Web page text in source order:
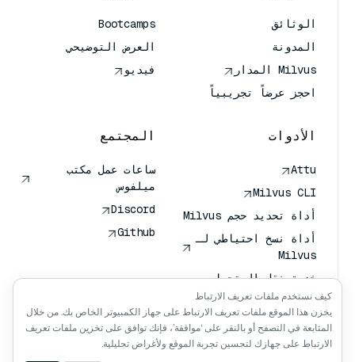
الوثائق
المدونة
Milvus المدار
احجز عرضاً تجريبياً
Bootcamps
العرض التوضيحي
فيديو
الأدوات
Attu
Milvus CLI
أداة تحديد حجم Milvus
أداة نسخ احتياطي لـ
Milvus
خدمة نقل المتجهات
(VTS)
باحث عميق
سياق كلود كلود
المجتمع
ساعات عمل مكتب
ميلفوس
Discord
Github
كيف نستخدم ملفات تعريف الارتباط
يخزن هذا الموقع ملفات تعريف الارتباط على جهاز الكمبيوتر الخاص بك. من خلال
المتابعة في التصفح أو بالنقر على ‘موافقة’، فإنك توافق على تخزين ملفات تعريف
الارتباط على جهازك لتحسين تجربة الموقع ولأغراض تحليلية.